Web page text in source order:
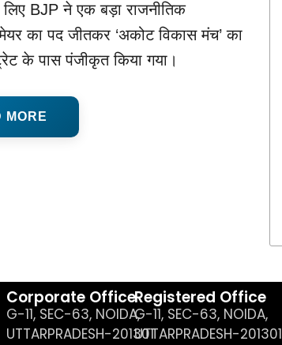
BJP ने एक बड़ा राजनीतिक
का पद जीतकर ‘अकोट विकास मंच’ का
के पास पंजीकृत किया गया।
MORE
Corporate Office
G-11, SEC-63, NOIDA,
UTTARPRADESH-201301
Registered Office
G-11, SEC-63, NOIDA,
UTTARPRADESH-201301